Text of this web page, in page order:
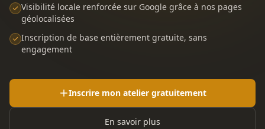
Visibilité locale renforcée sur Google grâce à nos pages
géolocalisées
Inscription de base entièrement gratuite, sans
engagement
Inscrire mon atelier gratuitement
En savoir plus